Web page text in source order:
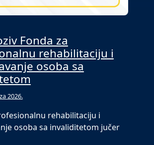
Fonda za
rehabilitaciju i
osoba sa
2026.
rehabilitaciju i
osoba sa invaliditetom jučer